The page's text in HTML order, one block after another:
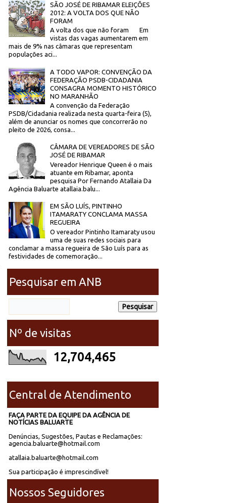
SÃO JOSÉ DE RIBAMAR ELEIÇÕES
2012: A VOLTA DOS QUE NÃO
FORAM
A volta dos que não foram Em
vistas das vagas aumentarem em
mais de 9% nas câmaras que representam
populações aci...
A TODO VAPOR: CONVENÇÃO DA
FEDERAÇÃO PSDB-CIDADANIA
CONSAGRA MOMENTO HISTÓRICO
NO MARANHÃO
A convenção da Federação
PSDB/Cidadania realizada nesta quarta-feira (5),
além de anunciar os nomes que concorrerão no
pleito de 2026, consa...
CÂMARA DE VEREADORES DE SÃO
JOSÉ DE RIBAMAR
Vereador Henrique Queen é o mais
atuante em Ribamar, aponta
pesquisa Por Fernando Atallaia Da
Agência Baluarte atallaia.balu...
EM SÃO LUÍS, PINTINHO
ITAMARATY CONCLAMA MASSA
REGUEIRA
O vereador Pintinho Itamaraty usou
uma de suas redes sociais para
conclamar a massa regueira de São Luís para as
festividades de comemoração...
Pesquisar em ANB
Nº de visitas
12,704,465
Central de Atendimento
FAÇA PARTE DA EQUIPE DA AGÊNCIA DE
NOTÍCIAS BALUARTE
Denúncias, Sugestões, Pautas e Reclamações:
agencia.baluarte@hotmail.com
atallaia.baluarte@hotmail.com
Sua participação é imprescindível!
Nossos Seguidores